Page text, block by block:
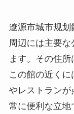
常に便利な立地
め、地元の人
セスしやすい
歴史と文化的